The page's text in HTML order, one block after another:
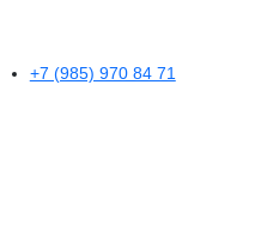
+7 (985) 970 84 71